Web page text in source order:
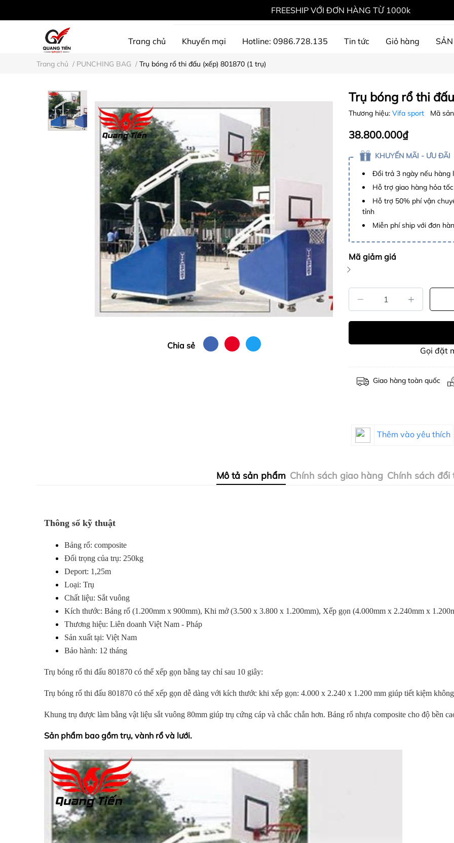
FREESHIP VỚI ĐƠN HÀNG TỪ 1000k
Trang chủ Khuyến mại Hotline: 0986.728.135 Tin tức Giỏ hàng
Trang chủ / PUNCHING BAG / Trụ bóng rổ thi đấu (xếp) 801870 (1 trụ)
Chia sẻ
Trụ bóng rổ thi
Thương hiệu: Vifa sport Mã
38.800.000₫
KHUYẾN MÃI - ƯU ĐÃI
Đổi trả 3 ngày nếu hàng
Hỗ trợ giao hàng hỏa
Hỗ trợ 50% phí vận
tỉnh
Miễn phí ship với đơn
Mã giảm giá
Gọi đặt
Giao hàng toàn quốc
Thêm vào yêu thích
Mô tả sản phẩm Chính sách giao hàng Chính sách đổi
Thông số kỹ thuật
Bảng rổ: composite
Đối trọng của trụ: 250kg
Deport: 1,25m
Loại: Trụ
Chất liệu: Sắt vuông
Kích thước: Bảng rổ (1.200mm x 900mm), Khi mở (3.500 x 3.800 x 1.200mm), Xếp gọn (4.000mm x 2.240mm x
Thương hiệu: Liên doanh Việt Nam - Pháp
Sản xuất tại: Việt Nam
Bảo hành: 12 tháng
Trụ bóng rổ thi đấu 801870 có thể xếp gọn bằng tay chỉ sau 10 giây:
Trụ bóng rổ thi đấu 801870 có thể xếp gọn dễ dàng với kích thước khi xếp gọn: 4.000 x 2.240 x 1.200 mm giúp tiết kiệm
Khung trụ được làm bằng vật liệu sắt vuông 80mm giúp trụ cứng cáp và chắc chắn hơn. Bảng rổ nhựa composite cho độ bền
Sản phẩm bao gồm trụ, vành rổ và lưới.